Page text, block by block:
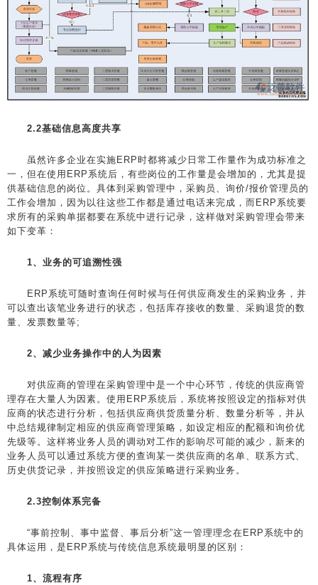
2.2基础信息高度共享
虽然许多企业在实施ERP时都将减少日常工作量作为成功标准之
一，但在使用ERP系统后，有些岗位的工作量是会增加的，尤其是提
供基础信息的岗位。具体到采购管理中，采购员、询价/报价管理员的
工作会增加，因为以往这些工作都是通过电话来完成，而ERP系统要
求所有的采购单据都要在系统中进行记录，这样做对采购管理会带来
如下变革：
1、业务的可追溯性强
ERP系统可随时查询任何时候与任何供应商发生的采购业务，并
可以查出该笔业务进行的状态，包括库存接收的数量、采购退货的数
量、发票数量等;
2、减少业务操作中的人为因素
对供应商的管理在采购管理中是一个中心环节，传统的供应商管
理存在大量人为因素。使用ERP系统后，系统将按照设定的指标对供
应商的状态进行分析，包括供应商供货质量分析、数量分析等，并从
中总结规律制定相应的供应商管理策略，如设定相应的配额和询价优
先级等。这样将业务人员的调动对工作的影响尽可能的减少，新来的
业务人员可以通过系统方便的查询某一类供应商的名单、联系方式、
历史供货记录，并按照设定的供应策略进行采购业务。
2.3控制体系完备
“事前控制、事中监督、事后分析”这一管理理念在ERP系统中的
具体运用，是ERP系统与传统信息系统最明显的区别：
1、流程有序